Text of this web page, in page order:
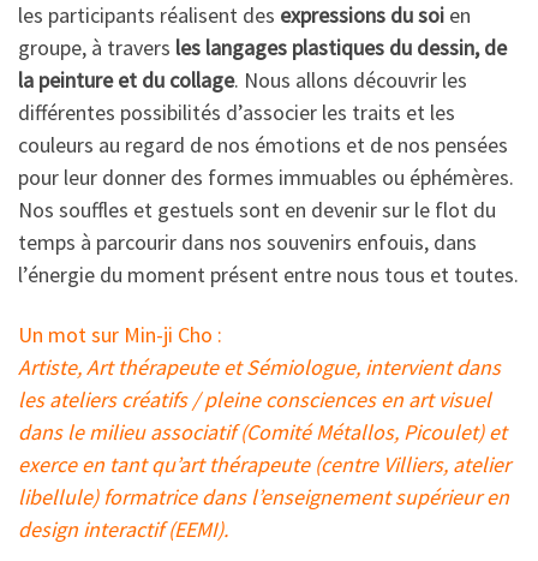
les participants réalisent des expressions du soi en
groupe, à travers les langages plastiques du dessin, de
la peinture et du collage. Nous allons découvrir les
différentes possibilités d’associer les traits et les
couleurs au regard de nos émotions et de nos pensées
pour leur donner des formes immuables ou éphémères.
Nos souffles et gestuels sont en devenir sur le flot du
temps à parcourir dans nos souvenirs enfouis, dans
l’énergie du moment présent entre nous tous et toutes.
Un mot sur Min-ji Cho :
Artiste, Art thérapeute et Sémiologue, intervient dans
les ateliers créatifs / pleine consciences en art visuel
dans le milieu associatif (Comité Métallos, Picoulet) et
exerce en tant qu’art thérapeute (centre Villiers, atelier
libellule) formatrice dans l’enseignement supérieur en
design interactif (EEMI).